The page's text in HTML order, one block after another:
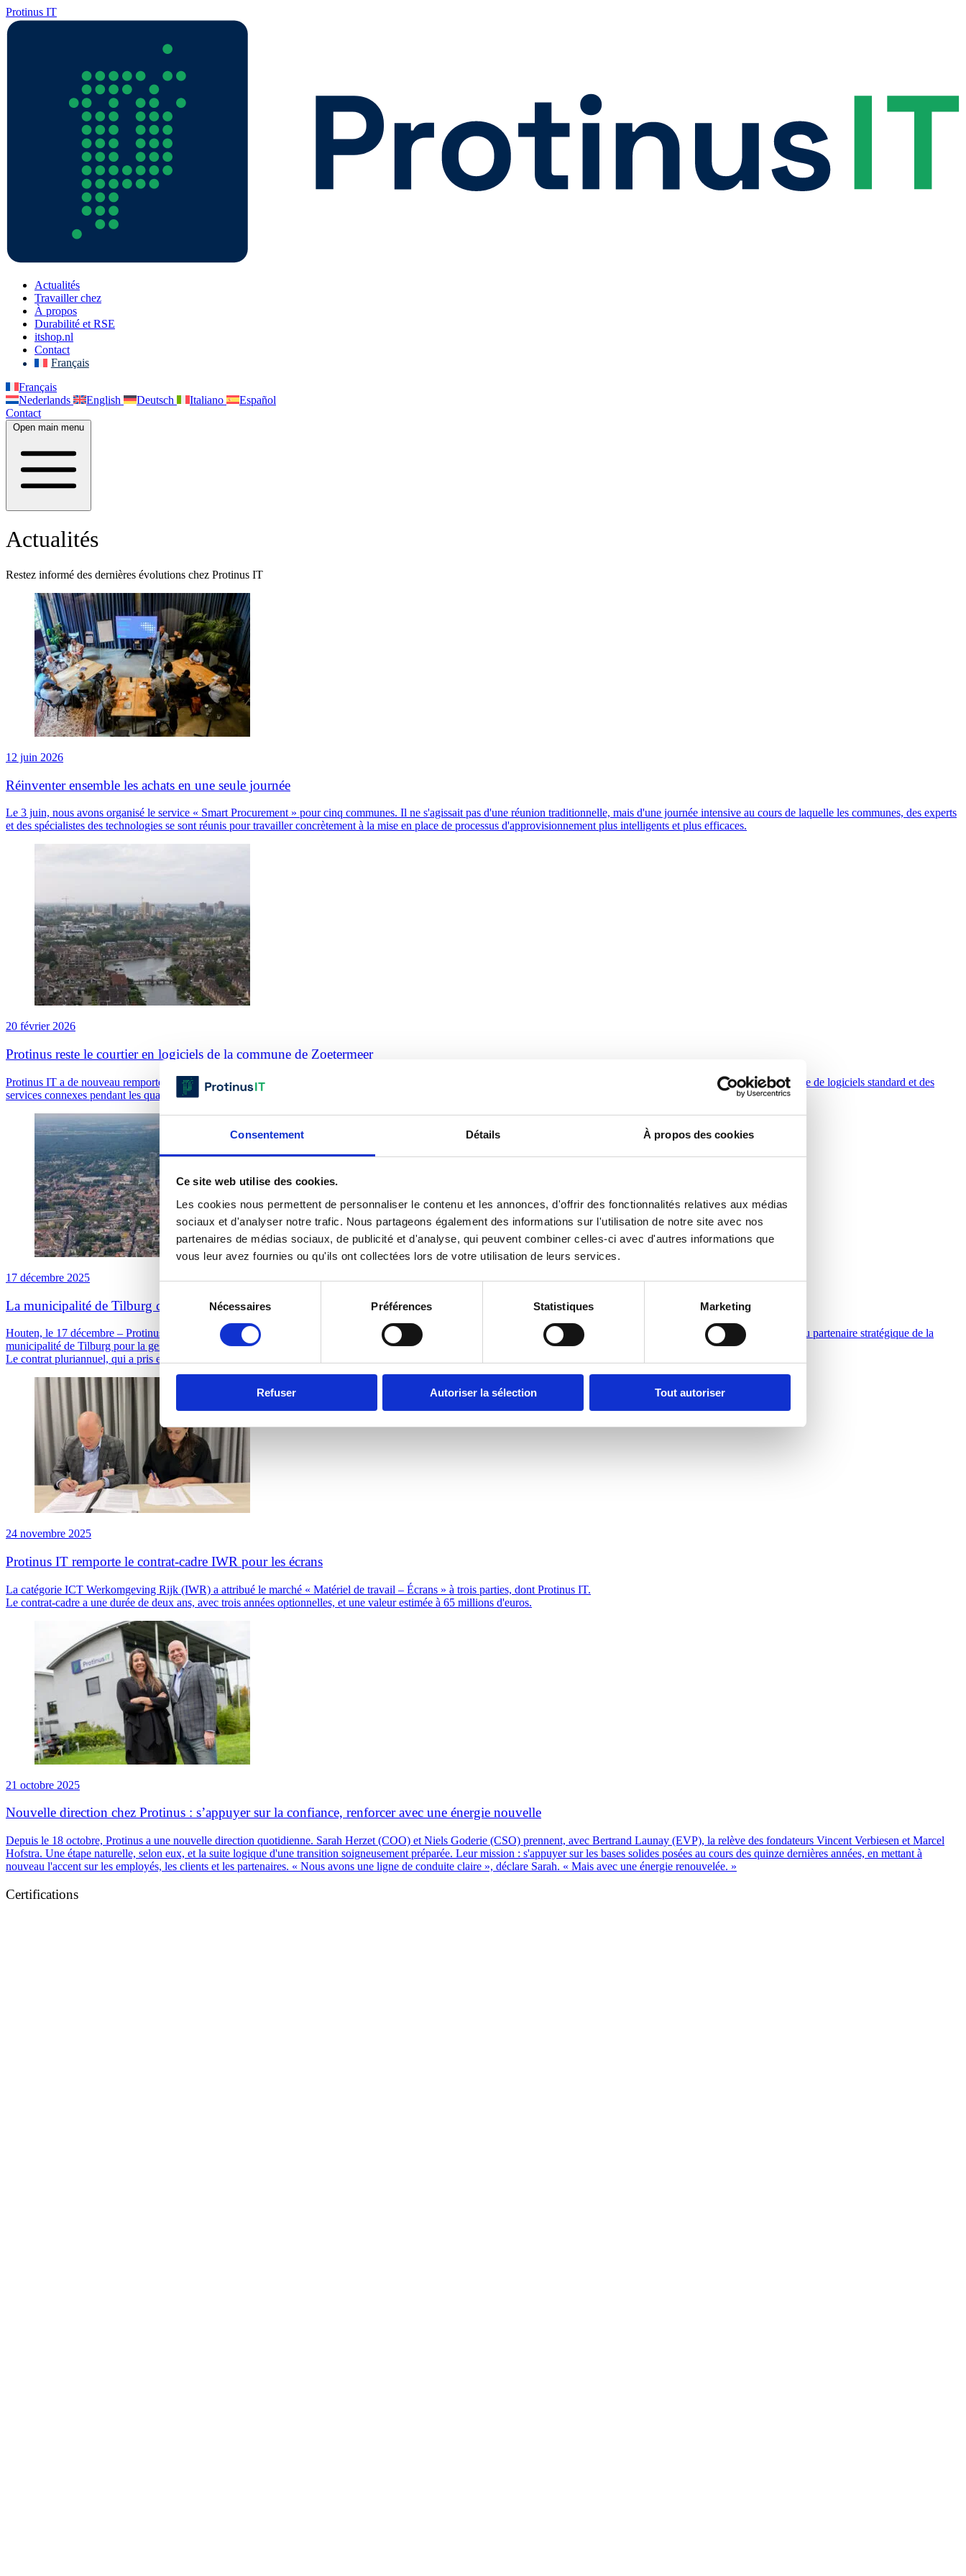
Consentement Détails À propos des cookies
Ce site web utilise des cookies.
Les cookies nous permettent de personnaliser le contenu et les annonces, d'offrir des fonctionnalités relatives aux médias
sociaux et d'analyser notre trafic. Nous partageons également des informations sur l'utilisation de notre site avec nos
partenaires de médias sociaux, de publicité et d'analyse, qui peuvent combiner celles-ci avec d'autres informations que
vous leur avez fournies ou qu'ils ont collectées lors de votre utilisation de leurs services.
du
consentement
Nécessaires Préférences Statistiques Marketing
Refuser Autoriser la sélection Tout autoriser
Protinus IT
Actualités
Travailler chez
À propos
Durabilité et RSE
itshop.nl
Contact
Français
Français
Nederlands
English Deutsch Italiano
Español
Contact
Open main menu
Actualités
Restez informé des dernières évolutions chez Protinus IT
12 juin 2026
Réinventer ensemble les achats en une seule journée
Le 3 juin, nous avons organisé le service « Smart Procurement » pour cinq communes. Il ne s'agissait pas d'une réunion traditionnelle, mais d'une journée intensive au cours de laquelle les communes, des experts
et des spécialistes des technologies se sont réunis pour travailler concrètement à la mise en place de processus d'approvisionnement plus intelligents et plus efficaces.
20 février 2026
Protinus reste le courtier en logiciels de la commune de Zoetermeer
Protinus IT a de nouveau remporté l'appel d'offres européen pour le poste de courtier en logiciels de la commune de Zoetermeer. Protinus restera donc responsable de la fourniture de logiciels standard et des
services connexes pendant les quatre prochaines années.
17 décembre 2025
La municipalité de Tilburg choisit Protinus comme partenaire stratégique pour la gestion des logiciels
Houten, le 17 décembre – Protinus, spécialiste de premier plan dans la gestion des logiciels et des licences, a été sélectionné à l'issue d'un appel d'offres européen comme nouveau partenaire stratégique de la
municipalité de Tilburg pour la gestion des logiciels.
Le contrat pluriannuel, qui a pris effet le 1er novembre 2025, vise à moderniser, optimiser et gérer efficacement l'ensemble du portefeuille logiciel de la municipalité.
24 novembre 2025
Protinus IT remporte le contrat-cadre IWR pour les écrans
La catégorie ICT Werkomgeving Rijk (IWR) a attribué le marché « Matériel de travail – Écrans » à trois parties, dont Protinus IT.
Le contrat-cadre a une durée de deux ans, avec trois années optionnelles, et une valeur estimée à 65 millions d'euros.
21 octobre 2025
Nouvelle direction chez Protinus : s’appuyer sur la confiance, renforcer avec une énergie nouvelle
Depuis le 18 octobre, Protinus a une nouvelle direction quotidienne. Sarah Herzet (COO) et Niels Goderie (CSO) prennent, avec Bertrand Launay (EVP), la relève des fondateurs Vincent Verbiesen et Marcel
Hofstra. Une étape naturelle, selon eux, et la suite logique d'une transition soigneusement préparée. Leur mission : s'appuyer sur les bases solides posées au cours des quinze dernières années, en mettant à
nouveau l'accent sur les employés, les clients et les partenaires. « Nous avons une ligne de conduite claire », déclare Sarah. « Mais avec une énergie renouvelée. »
Certifications